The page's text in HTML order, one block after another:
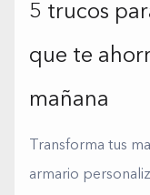
5 trucos
que te
mañana
Transforma tus
armario